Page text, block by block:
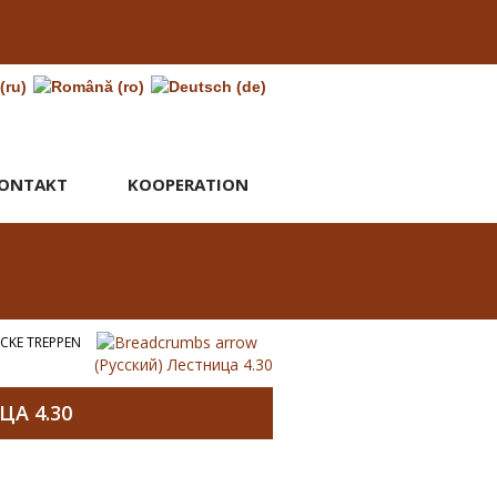
KOOPERATION
TREPPEN
(Русский) Лестница 4.30
4.30